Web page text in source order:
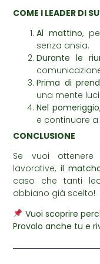
COME I LEADER DI
Al mattino,
senza ansia.
Durante le
Prima di
una mente
Nel pomeriggio
e continuare
CONCLUSIONE
Se vuoi
lavorative, il
caso che tanti
abbiano già scelto!
Vuoi scoprire
Provalo anche tu e